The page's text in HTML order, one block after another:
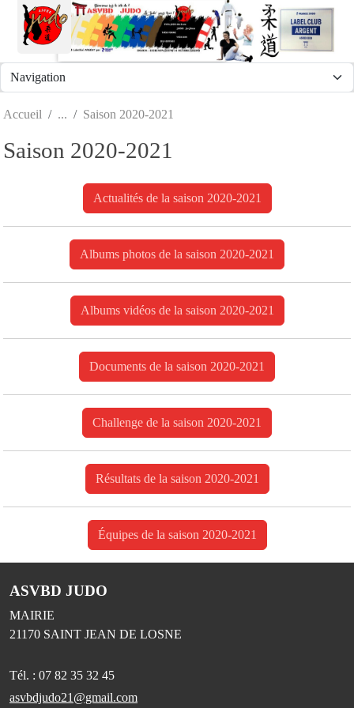
Accueil Saison 2020-2021
Saison 2020-2021
Actualités de la saison 2020-2021
Albums photos de la saison 2020-2021
Albums vidéos de la saison 2020-2021
Documents de la saison 2020-2021
Challenge de la saison 2020-2021
Résultats de la saison 2020-2021
Équipes de la saison 2020-2021
ASVBD JUDO
MAIRIE
21170 SAINT JEAN DE LOSNE
Tél. : 07 82 35 32 45
asvbdjudo21@gmail.com
Panneau de gestion des cookies